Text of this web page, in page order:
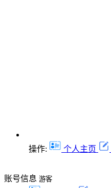
操作: 个人主页
账号信息 游客